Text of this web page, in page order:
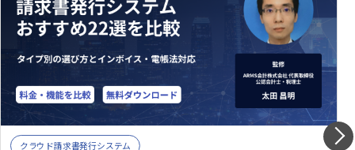
クラウド請求書発行システム